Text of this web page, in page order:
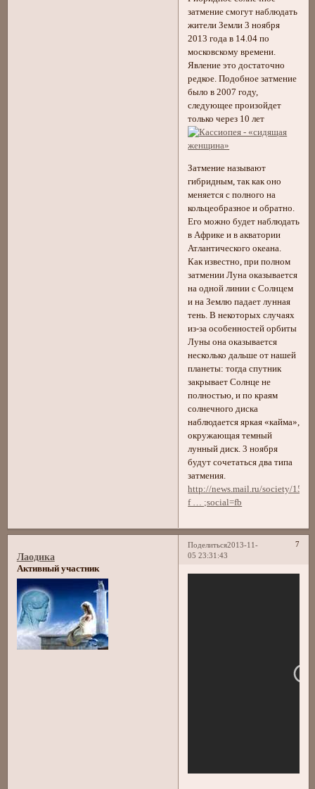
затмение смогут наблюдать
жители Земли 3 ноября
2013 года в 14.04 по
московскому времени.
Явление это достаточно
редкое. Подобное затмение
было в 2007 году,
следующее произойдет
только через 10 лет
Затмение называют
гибридным, так как оно
меняется с полного на
кольцеобразное и обратно.
Его можно будет наблюдать
в Африке и в акватории
Атлантического океана.
Как известно, при полном
затмении Луна оказывается
на одной линии с Солнцем
и на Землю падает лунная
тень. В некоторых случаях
из-за особенностей орбиты
Луны она оказывается
несколько дальше от нашей
планеты: тогда спутник
закрывает Солнце не
полностью, и по краям
солнечного диска
наблюдается яркая «кайма»,
окружающая темный
лунный диск. 3 ноября
будут сочетаться два типа
затмения.
http://news.mail.ru/society/
f … ;social=fb
Поделиться 7
2013-11-
05 23:31:43
Лаодика
Активный участник